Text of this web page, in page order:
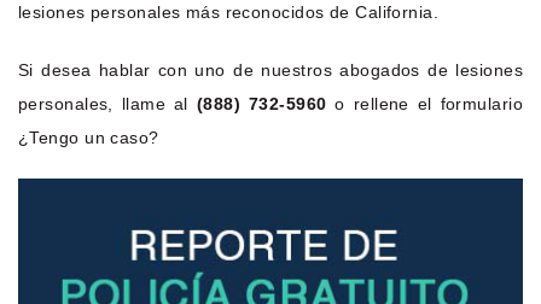
lesiones personales más reconocidos de California.
Si desea hablar con uno de nuestros abogados de lesiones
personales, llame al (888) 732-5960 o rellene el formulario
¿Tengo un caso?